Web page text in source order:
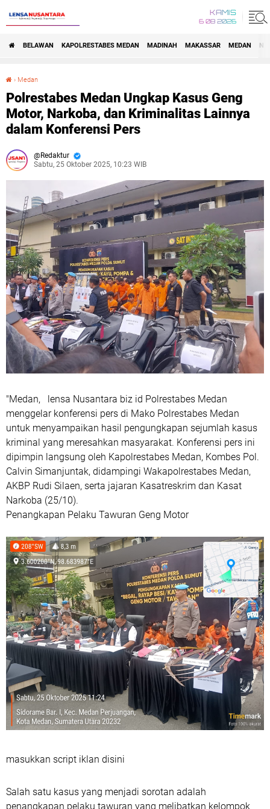
KAMIS
6 08 2026
BELAWAN KAPOLRESTABES MEDAN MADINAH MAKASSAR MEDAN
› Medan
Polrestabes Medan Ungkap Kasus Geng
Motor, Narkoba, dan Kriminalitas Lainnya
dalam Konferensi Pers
Redaktur
Sabtu, 25 Oktober 2025, 10:23 WIB
"Medan, lensa Nusantara biz id Polrestabes Medan
menggelar konferensi pers di Mako Polrestabes Medan
untuk menyampaikan hasil pengungkapan sejumlah kasus
kriminal yang meresahkan masyarakat. Konferensi pers ini
dipimpin langsung oleh Kapolrestabes Medan, Kombes Pol.
Calvin Simanjuntak, didampingi Wakapolrestabes Medan,
AKBP Rudi Silaen, serta jajaran Kasatreskrim dan Kasat
Narkoba (25/10).
Penangkapan Pelaku Tawuran Geng Motor
masukkan script iklan disini
Salah satu kasus yang menjadi sorotan adalah
penangkapan pelaku tawuran yang melibatkan kelompok